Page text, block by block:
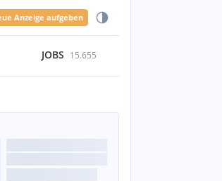
Anzeige aufgeben
JOBS 15.655